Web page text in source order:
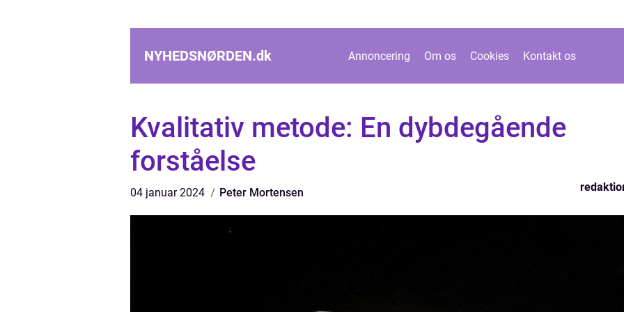
NYHEDSNØRDEN.dk Annoncering Om os Cookies Kontakt os
Kvalitativ metode: En dybdegående
forståelse
04 januar 2024 Peter Mortensen